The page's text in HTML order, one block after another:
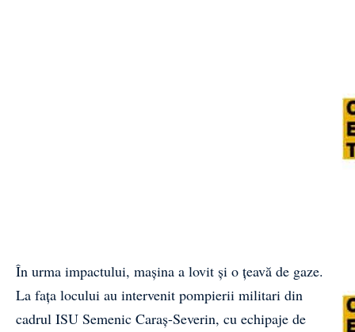
În urma impactului, mașina a lovit și o țeavă de gaze.
La fața locului au intervenit pompierii militari din
cadrul ISU Semenic Caraș-Severin, cu echipaje de